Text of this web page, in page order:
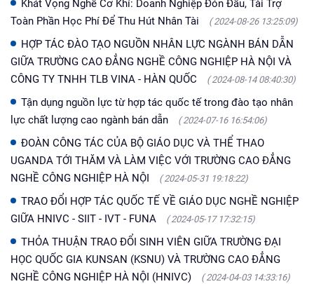
Khát Vọng Nghề Cơ Khí: Doanh Nghiệp Đón Đầu, Tài Trợ
Toàn Phần Học Phí Để Thu Hút Nhân Tài
( 2024-08-26 13:25:09)
HỢP TÁC ĐÀO TẠO NGUỒN NHÂN LỰC NGÀNH BÁN DẪN
GIỮA TRƯỜNG CAO ĐẲNG NGHỀ CÔNG NGHIỆP HÀ NỘI VÀ
CÔNG TY TNHH TLB VINA - HÀN QUỐC
( 2024-08-14 08:40:30)
Tận dụng nguồn lực từ hợp tác quốc tế trong đào tạo nhân
lực chất lượng cao ngành bán dẫn
( 2024-07-16 16:54:06)
ĐOÀN CÔNG TÁC CỦA BỘ GIÁO DỤC VÀ THỂ THAO
UGANDA TỚI THĂM VÀ LÀM VIỆC VỚI TRƯỜNG CAO ĐẲNG
NGHỀ CÔNG NGHIỆP HÀ NỘI
( 2024-05-31 19:18:22)
TRAO ĐỔI HỢP TÁC QUỐC TẾ VỀ GIÁO DỤC NGHỀ NGHIỆP
GIỮA HNIVC - SIIT - IVT - FUNA
( 2024-05-17 17:32:15)
THỎA THUẬN TRAO ĐỔI SINH VIÊN GIỮA TRƯỜNG ĐẠI
HỌC QUỐC GIA KUNSAN (KSNU) VÀ TRƯỜNG CAO ĐẲNG
NGHỀ CÔNG NGHIỆP HÀ NỘI (HNIVC)
( 2024-04-03 14:33:16)